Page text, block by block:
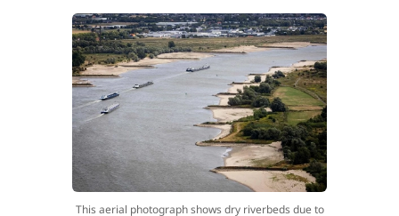
This aerial photograph shows dry riverbeds due to